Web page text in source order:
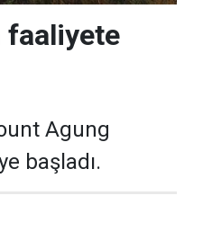
faaliyete
Agung
başladı.